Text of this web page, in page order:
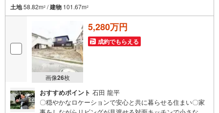
土地58.82m2 /建物 101.67m2
画像26枚
5,280万円
成約でもらえる
おすすめポイント 石田 龍平
〇穏やかなロケーションで安心と共に暮らせる住まい〇家